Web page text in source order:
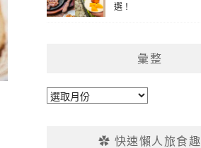
選！
彙整
彙
✿ 快速懶人旅食趣